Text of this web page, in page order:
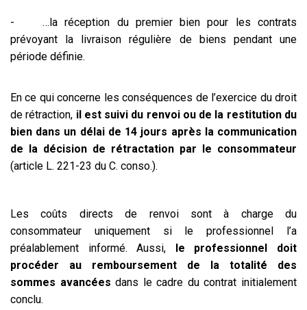
- …la réception du premier bien pour les contrats
prévoyant la livraison régulière de biens pendant une
période définie.
En ce qui concerne les conséquences de l’exercice du droit
de rétraction, il est suivi du renvoi ou de la restitution du
bien dans un délai de 14 jours après la communication
de la décision de rétractation par le consommateur
(article L. 221-23 du C. conso.).
Les coûts directs de renvoi sont à charge du
consommateur uniquement si le professionnel l’a
préalablement informé. Aussi,
le professionnel doit
procéder au remboursement de la totalité des
sommes avancées dans le cadre du contrat initialement
conclu.